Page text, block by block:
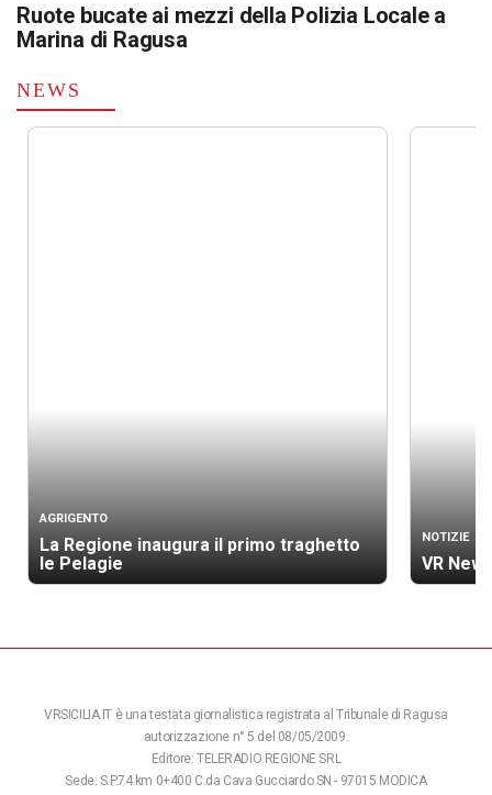
Ruote bucate ai mezzi della Polizia Locale a
Marina di Ragusa
NEWS
AGRIGENTO
La Regione inaugura il primo traghetto
le Pelagie
NOTIZIE
VR
VRSICILIA.IT è una testata giornalistica registrata al Tribunale di Ragusa
autorizzazione n° 5 del 08/05/2009.
Editore: TELERADIO REGIONE SRL
Sede: S.P.74 km 0+400 C.da Cava Gucciardo SN - 97015 MODICA